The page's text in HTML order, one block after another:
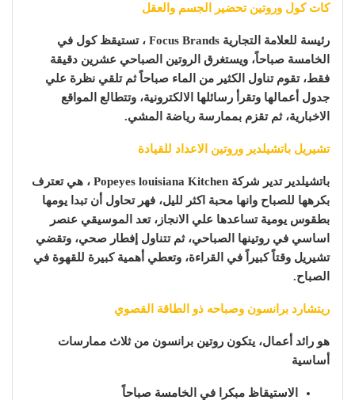
كات كول وروتين تحضير الجسم والعقل
رئيسة للعلامة التجارية Focus Brands ، تستيقظ كول في
الخامسة صباحاً، ويستغرق الروتين الصباحي عشرين دقيقة
فقط، تقوم تناول الكثير من الماء صباحاً ثم تلقي نظرة علي
جدول أعمالها وتقرأ رسائلها الالكترونية، وتتطالع المواقع
الاخبارية، ثم تقزم بممارسة رياضة المشي.
تشيريل باتشيلدير وروتين الاعداد للقيادة
باتشيلدير تدير شركة Popeyes louisiana Kitchen ، هي تعترف
بكرهها للصباح وانها محبة اكثر لليل، فهر تحاول أن تبدا يومها
بطقوس يومية تساعدها علي الانجاز، تعد الموسيقي عنصر
اساسي في روتينها الصباحي، ثم تتناول إفطار صحي، وتقضي
تشيريل وقتاً كبيراً في القراءة، وتعطي أهمية كبيرة للقهوة في
الصباح.
ريتشارد برانسون وصباحه ذو الطاقة القصوي
هو رائد أعمال، يتكون روتين برانسون من ثلاث ممارسات
أساسية
الاستيقاظ مبكرا في الخامسة صباحاً